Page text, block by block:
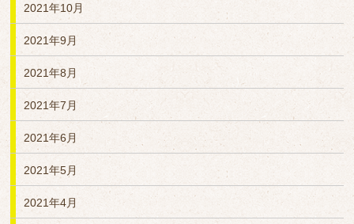
2021年10月
2021年9月
2021年8月
2021年7月
2021年6月
2021年5月
2021年4月